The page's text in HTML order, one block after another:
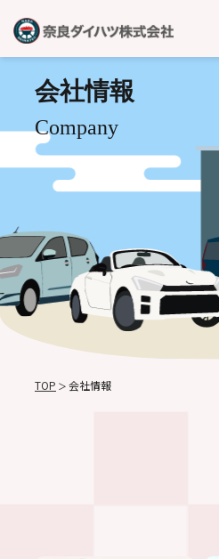
会社情報
Company
TOP ＞ 会社情報